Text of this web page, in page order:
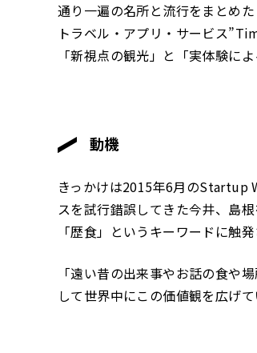
通り一遍の名所と流行をまとめ
トラベル・アプリ・サービス
「新視点の観光」と「実体験に
動機
きっかけは2015年6月のStartup
スを試行錯誤してきた今井、島
「歴食」というキーワードに触
「遠い昔の出来事やお話の食や
して世界中にこの価値観を広げ